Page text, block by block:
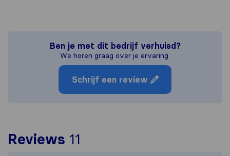
Ben je met dit bedrijf verhuisd?
We horen graag over je ervaring.
Schrijf een review
Reviews 11